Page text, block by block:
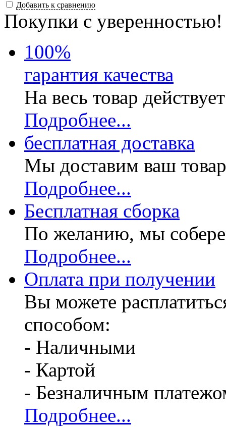
Добавить к сравнению
Покупки с уверенностью!
100%
гарантия качества
На весь товар
Подробнее...
бесплатная доставка
Мы доставим ваш
Подробнее...
Бесплатная сборка
По желанию, мы
Подробнее...
Оплата при получении
Вы можете
способом:
- Наличными
- Картой
- Безналичным
Подробнее...